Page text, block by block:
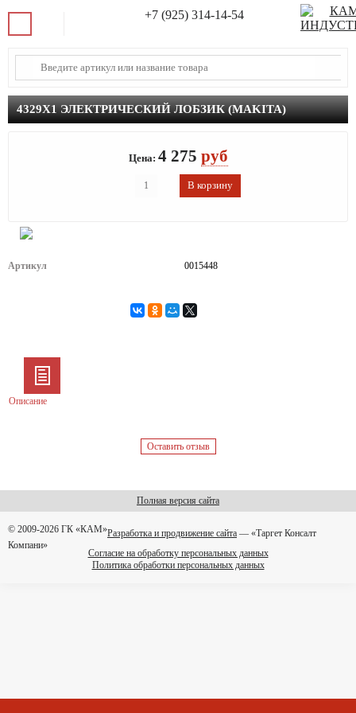
+7 (925) 314-14-54
4329X1 ЭЛЕКТРИЧЕСКИЙ ЛОБЗИК (MAKITA)
Артикул 0015448
Цена: 4 275 руб
Описание
Оставить отзыв
Полная версия сайта
© 2009-2026 ГК «КАМ»Разработка и продвижение сайта — «Таргет Консалт
Компани»
Согласие на обработку персональных данных
Политика обработки персональных данных